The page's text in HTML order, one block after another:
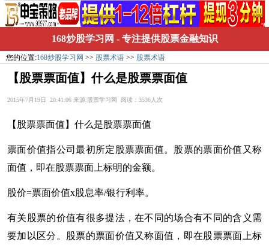
168炒股学习网 - 专注提供股票金融知识
您的位置:168炒股学习网 >> 股票术语 >> 股票术语
【股票票面值】什么是股票票面值
2015年7月19日 20:41:06 来源:股票学习网 阅读：3536人次
【股票票面值】什么是股票票面值
票面价值指公司最初所定股票票面值。股票的票面价值又称
面值，即在股票票面上标明的金额。
股价=票面价值x股息率/银行利率。
有关股票的价值有很多提法，在不同的场合有不同的含义需
要加以区分。股票的票面价值又称面值，即在股票票面上标